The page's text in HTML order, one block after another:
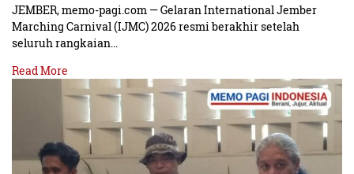
JEMBER, memo-pagi.com — Gelaran International Jember
Marching Carnival (IJMC) 2026 resmi berakhir setelah
seluruh rangkaian…
Read More